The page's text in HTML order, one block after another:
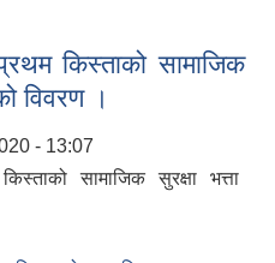
विवरण ।
किस्ताको सामाजिक
विवरण ।
- 13:07
सामाजिक सुरक्षा भत्ता